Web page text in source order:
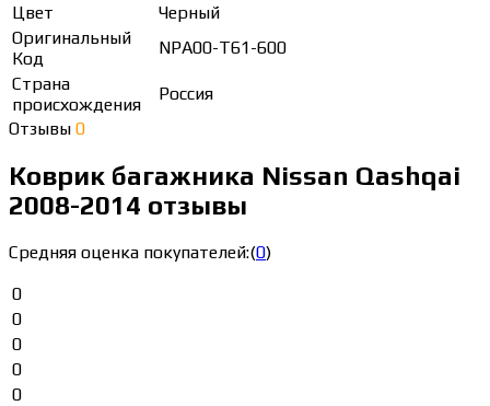
Цвет
Черный
Оригинальный
Код
NPA00-T61-600
Страна
происхождения
Россия
Отзывы 0
Коврик багажника Nissan Qashqai
2008-2014 отзывы
Средняя оценка покупателей:(0)
0
0
0
0
0